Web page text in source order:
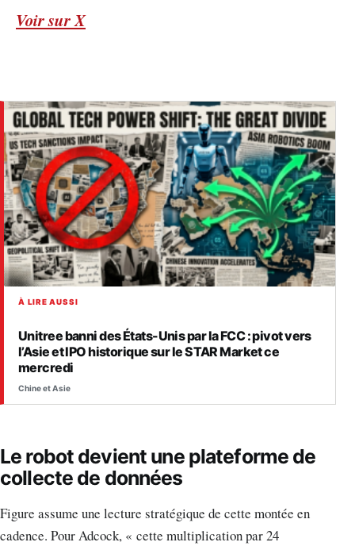
Voir sur X
À LIRE AUSSI
Unitree banni des États-Unis par la FCC : pivot vers
l’Asie et IPO historique sur le STAR Market ce
mercredi
Chine et Asie
Le robot devient une plateforme de
collecte de données
Figure assume une lecture stratégique de cette montée en
cadence. Pour Adcock, « cette multiplication par 24